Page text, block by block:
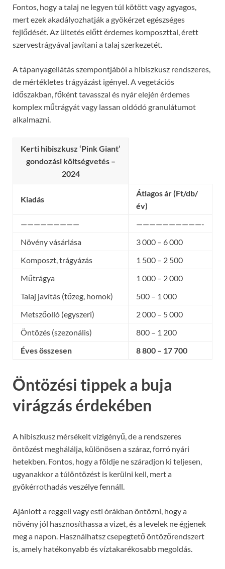
Fontos, hogy a talaj ne legyen túl kötött vagy agyagos,
mert ezek akadályozhatják a gyökérzet egészséges
fejlődését. Az ültetés előtt érdemes komposzttal, érett
szervestrágyával javítani a talaj szerkezetét.
A tápanyagellátás szempontjából a hibiszkusz rendszeres,
de mértékletes trágyázást igényel. A vegetációs
időszakban, főként tavasszal és nyár elején érdemes
komplex műtrágyát vagy lassan oldódó granulátumot
alkalmazni.
Kerti hibiszkusz ‘Pink Giant’
gondozási költségvetés –
2024
Kiadás
Átlagos ár (Ft/db/
év)
—————————
——————————-
Növény vásárlása
3 000 – 6 000
Komposzt, trágyázás
1 500 – 2 500
Műtrágya
1 000 – 2 000
Talaj javítás (tőzeg, homok)
500 – 1 000
Metszőolló (egyszeri)
2 000 – 5 000
Öntözés (szezonális)
800 – 1 200
Éves összesen
8 800 – 17 700
Öntözési tippek a buja
virágzás érdekében
A hibiszkusz mérsékelt vízigényű, de a rendszeres
öntözést meghálálja, különösen a száraz, forró nyári
hetekben. Fontos, hogy a földje ne száradjon ki teljesen,
ugyanakkor a túlöntözést is kerülni kell, mert a
gyökérrothadás veszélye fennáll.
Ajánlott a reggeli vagy esti órákban öntözni, hogy a
növény jól hasznosíthassa a vizet, és a levelek ne égjenek
meg a napon. Használhatsz csepegtető öntözőrendszert
is, amely hatékonyabb és víztakarékosabb megoldás.